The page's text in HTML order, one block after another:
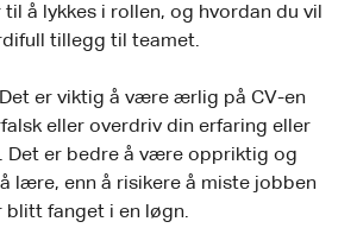
til å lykkes i rollen, og hvordan du vil
tillegg til teamet.
Det er viktig å være ærlig på CV-en
eller overdriv din erfaring eller
Det er bedre å være oppriktig og
lære, enn å risikere å miste jobben
blitt fanget i en løgn.